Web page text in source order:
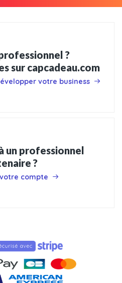
?
sur capcadeau.com
votre business
un professionnel
?
compte